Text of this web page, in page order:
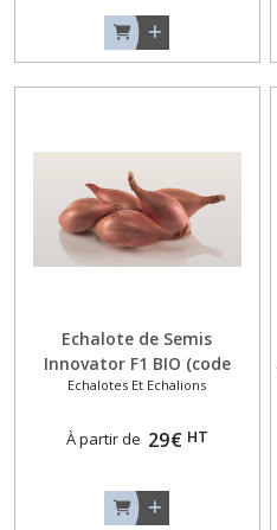
Echalote de Semis
Innovator F1 BIO (code
184559)
Echalotes Et Echalions
À partir de 29€ HT